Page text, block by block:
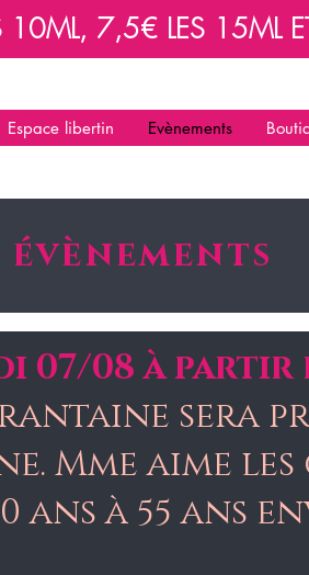
10ML, 7,5€ LES 15ML
Espace libertin Evènements
évènements
07/08 à partir
sera
Mme aime les
ans à 55 ans